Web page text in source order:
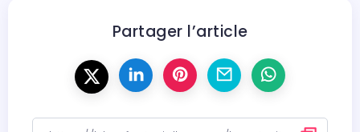
Partager l’article